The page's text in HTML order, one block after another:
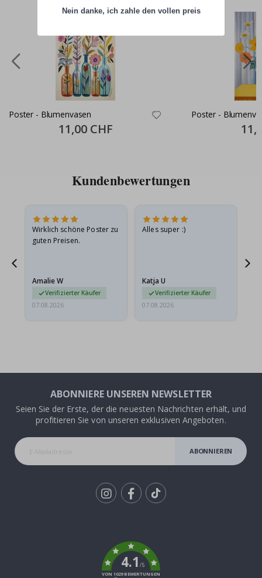
Poster - Blumenvasen
Special
Price
11,00 CHF
Poster -
Price
Kundenbewertungen
Wirklich schöne Poster zu
guten Preisen.
Amalie W
Verifizierter Käufer
07.08.2026
Alles super :)
Katja U
Verifizierter Käufer
07.08.2026
ABONNIERE UNSEREN NEWSLETTER
Seien Sie der Erste, der die neuesten Nachrichten erhält, und
profitieren Sie von unseren exklusiven Angeboten.
ABONNIEREN
4.1/5
VON 1029 BEWERTUNGEN
Nein danke, ich zahle den vollen preis